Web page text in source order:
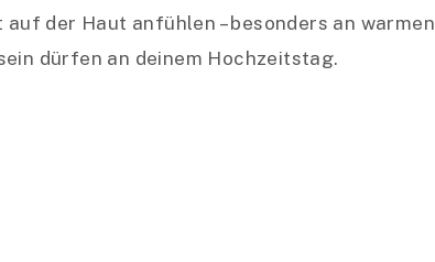
der Haut anfühlen – besonders an warmen
dürfen an deinem Hochzeitstag.